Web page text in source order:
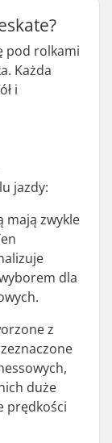
pod rolkami
Każda
i
jazdy:
mają zwykle
dla
z
duże
prędkości